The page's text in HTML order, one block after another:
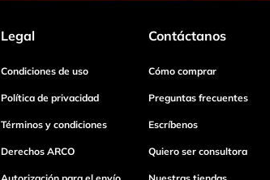
Legal
Condiciones de uso
Política de privacidad
Términos y condiciones
Derechos ARCO
Contáctanos
Cómo comprar
Preguntas frecuentes
Escríbenos
Quiero ser consultora